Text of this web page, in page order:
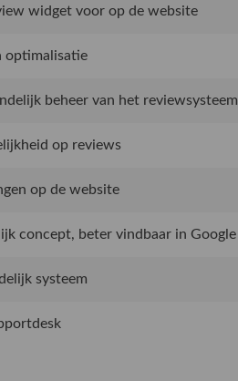
widget voor op de website
optimalisatie
beheer van het reviewsysteem
op reviews
op de website
concept, beter vindbaar in Google
systeem